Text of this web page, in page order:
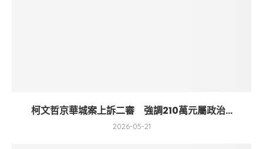
柯文哲京華城案上訴二審 強調210萬元屬政治...
2026-05-21